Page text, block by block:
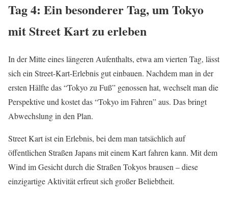
Tag 4: Ein besonderer Tag, um Tokyo
mit Street Kart zu erleben
In der Mitte eines längeren Aufenthalts, etwa am vierten Tag, lässt
sich ein Street-Kart-Erlebnis gut einbauen. Nachdem man in der
ersten Hälfte das “Tokyo zu Fuß” genossen hat, wechselt man die
Perspektive und kostet das “Tokyo im Fahren” aus. Das bringt
Abwechslung in den Plan.
Street Kart ist ein Erlebnis, bei dem man tatsächlich auf
öffentlichen Straßen Japans mit einem Kart fahren kann. Mit dem
Wind im Gesicht durch die Straßen Tokyos brausen – diese
einzigartige Aktivität erfreut sich großer Beliebtheit.